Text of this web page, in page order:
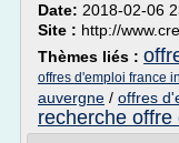
Date: 2018-02-06
Site : http://
Thèmes liés :
offres d'emploi france
auvergne / offres
recherche